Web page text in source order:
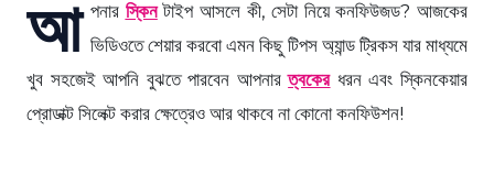
আ পনার স্কিনটাইপ আসলে কী, সেটা নিয়ে কনফিউজড? আজকের
ভিডিওতে শেয়ার করবো এমন কিছু টিপস অ্যান্ড ট্রিকস যার মাধ্যমে
খুব সহজেই আপনি বুঝতে পারবেন আপনারত্বকেরধরন এবং স্কিনকেয়ার
প্রোডাক্ট সিলেক্ট করার ক্ষেত্রেও আর থাকবে না কোনো কনফিউশন!